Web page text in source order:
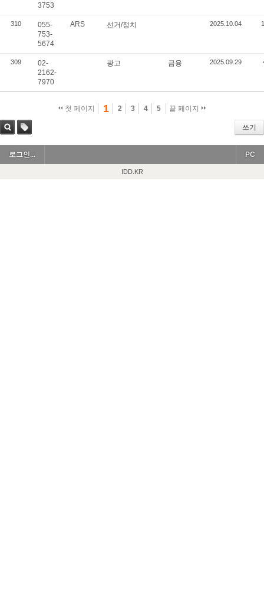
3753
310
055-
753-
5674
ARS 선거/정치 2025.10.04
309
02-
2162-
7970
광고 금융 2025.09.29
첫 페이지 1 2 3 4 5 끝 페이지
쓰기
로그인...
PC
IDD.KR